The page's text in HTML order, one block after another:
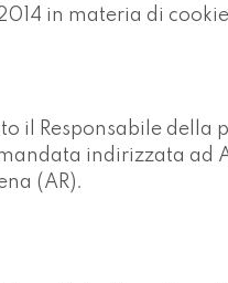
in materia di
il Responsabile della
indirizzata ad
(AR).